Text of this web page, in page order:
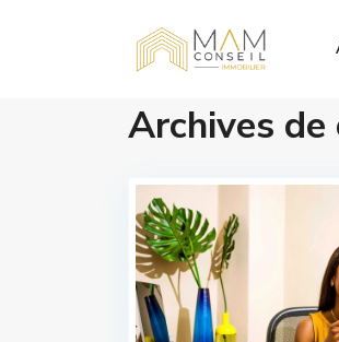
Archives de